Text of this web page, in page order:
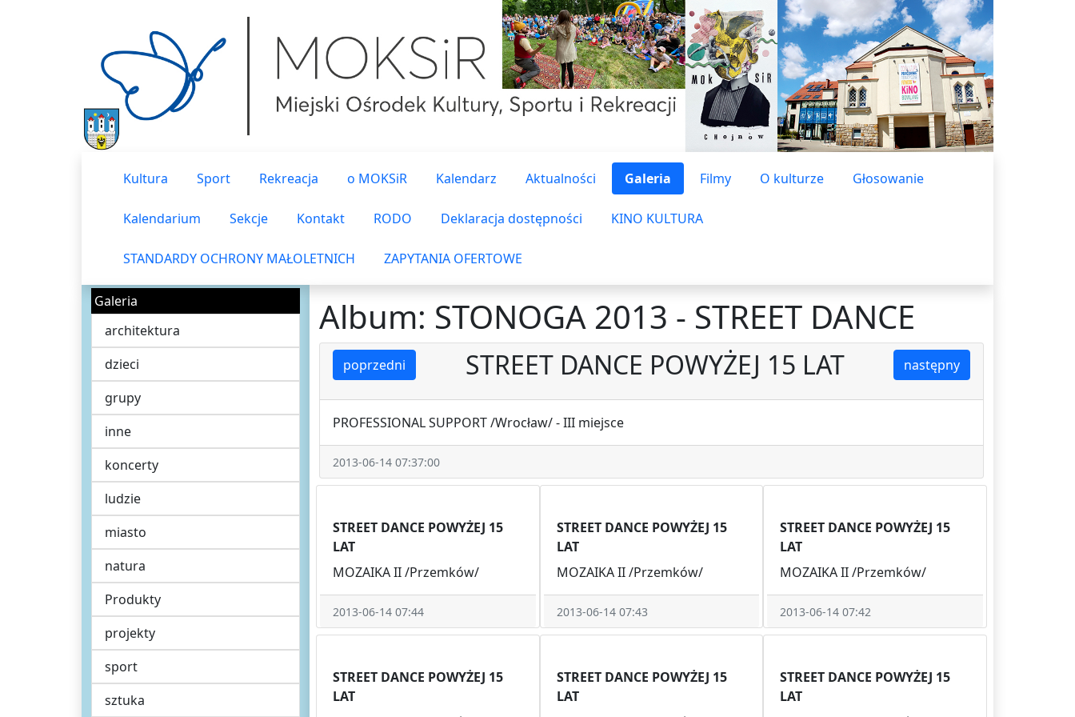
Kultura Sport Rekreacja o MOKSiR Kalendarz Aktualności Galeria Filmy O kulturze Głosowanie
Kalendarium Sekcje Kontakt RODO Deklaracja dostępności KINO KULTURA
STANDARDY OCHRONY MAŁOLETNICH ZAPYTANIA OFERTOWE
Galeria
architektura
dzieci
grupy
inne
koncerty
ludzie
miasto
natura
Produkty
projekty
sport
sztuka
Album: STONOGA 2013 - STREET DANCE
poprzedni następny
STREET DANCE POWYŻEJ 15 LAT
PROFESSIONAL SUPPORT /Wrocław/ - III miejsce
2013-06-14 07:37:00
STREET DANCE POWYŻEJ 15
LAT
MOZAIKA II /Przemków/
2013-06-14 07:44
STREET DANCE POWYŻEJ 15
LAT
MOZAIKA II /Przemków/
2013-06-14 07:43
STREET DANCE POWYŻEJ 15
LAT
MOZAIKA II /Przemków/
2013-06-14 07:42
STREET DANCE POWYŻEJ 15
LAT
STREET DANCE POWYŻEJ 15
LAT
STREET DANCE POWYŻEJ 15
LAT